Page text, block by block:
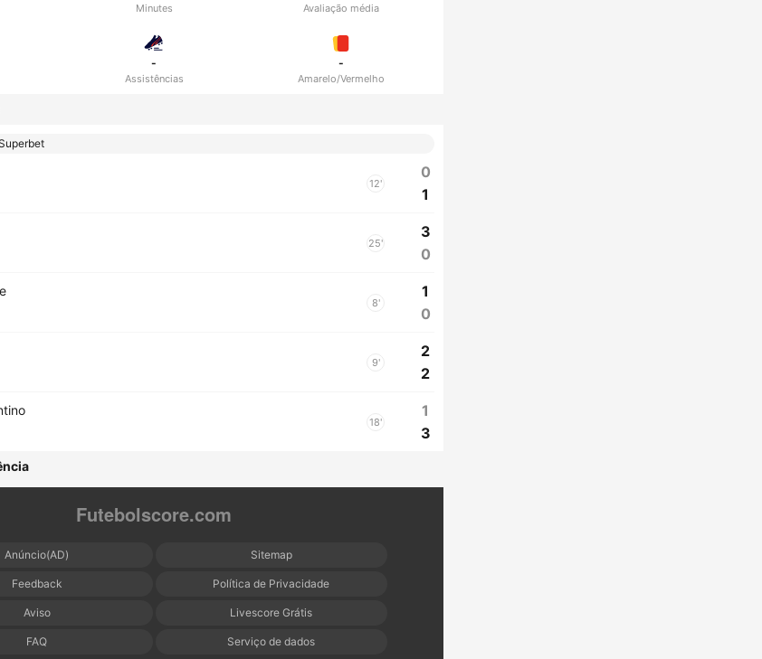
Minutes Avaliação média
-
Assistências
-
Amarelo/Vermelho
12'
0
1
25'
3
0
8'
1
0
9'
2
2
18'
1
3
Futebolscore.com
Anúncio(AD) Sitemap
Feedback Política de Privacidade
Aviso Livescore Grátis
FAQ Serviço de dados